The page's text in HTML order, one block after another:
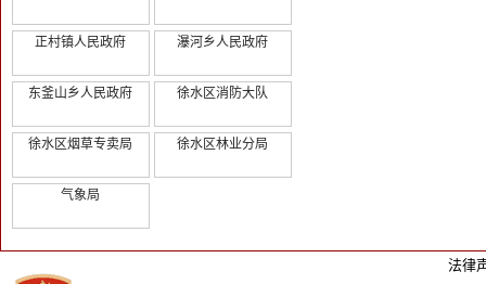
正村镇人民政府 瀑河乡人民政府
东釜山乡人民政府 徐水区消防大队
徐水区烟草专卖局 徐水区林业分局
气象局
法律